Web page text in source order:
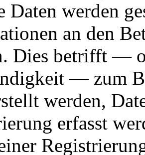
Daten werden
an den
Dies betrifft —
— zum
werden,
erfasst